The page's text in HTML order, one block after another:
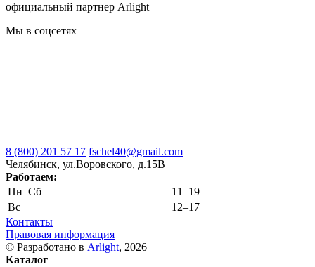
официальный партнер Arlight
Мы в соцсетях
8 (800) 201 57 17 fschel40@gmail.com
Челябинск, ул.Воровского, д.15В
Работаем:
Пн–Cб
11–19
Вс
12–17
Контакты
Правовая информация
© Разработано в Arlight, 2026
Каталог